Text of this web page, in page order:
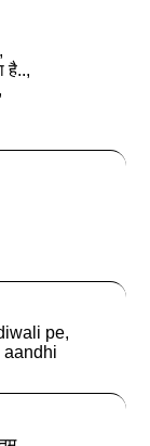
है..,
pe,
aandhi